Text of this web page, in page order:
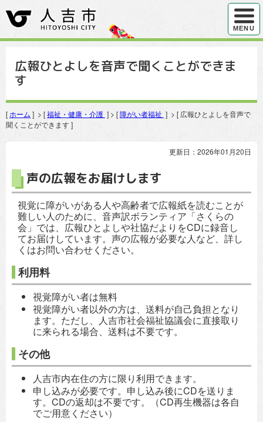
ハンバ
MENU
広報ひとよしを音声で聞くことができま
す
[ ホーム ] > [福祉・健康・介護 ] > [障がい者福祉 ] > [ 広報ひとよしを音声で
聞くことができます ]
更新日：2026年01月20日
声の広報をお届けします
視覚に障がいがある人や高齢者で広報紙を読むことが
難しい人のために、音声訳ボランティア「さくらの
会」では、広報ひとよしや社協だよりをCDに録音し
てお届けしています。声の広報が必要な人など、詳し
くはお問い合わせください。
利用料
視覚障がい者は無料
視覚障がい者以外の方は、送料が自己負担となり
ます。ただし、人吉市社会福祉協議会に直接取り
に来られる場合、送料は不要です。
その他
人吉市内在住の方に限り利用できます。
申し込みが必要です。申し込み後にCDを送りま
す。CDの返却は不要です。（CD再生機器は各自
でご用意ください）